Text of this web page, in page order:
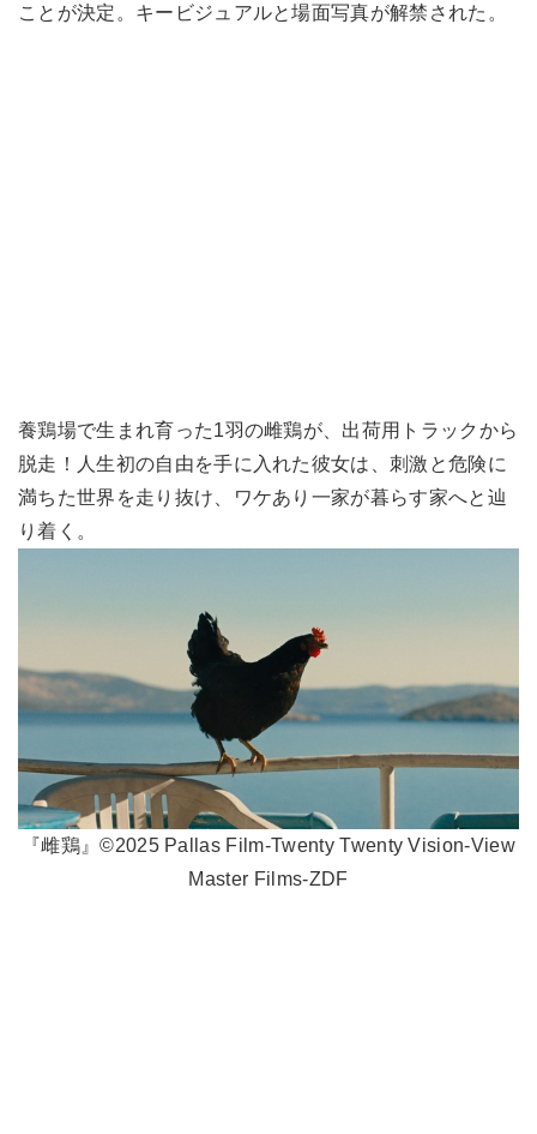
ことが決定。キービジュアルと場面写真が解禁された。
養鶏場で生まれ育った1羽の雌鶏が、出荷用トラックから
脱走！人生初の自由を手に入れた彼女は、刺激と危険に
満ちた世界を走り抜け、ワケあり一家が暮らす家へと辿
り着く。
『雌鶏』©2025 Pallas Film-Twenty Twenty Vision-View
Master Films-ZDF